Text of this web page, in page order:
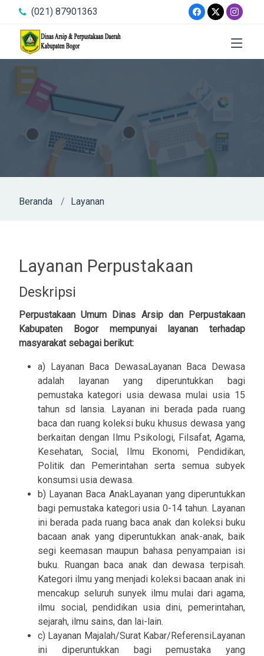
(021) 87901363
Beranda Layanan
Layanan Perpustakaan
Deskripsi
Perpustakaan Umum Dinas Arsip dan Perpustakaan
Kabupaten Bogor mempunyai layanan terhadap
masyarakat sebagai berikut:
a) Layanan Baca DewasaLayanan Baca Dewasa
adalah layanan yang diperuntukkan bagi
pemustaka kategori usia dewasa mulai usia 15
tahun sd lansia. Layanan ini berada pada ruang
baca dan ruang koleksi buku khusus dewasa yang
berkaitan dengan Ilmu Psikologi, Filsafat, Agama,
Kesehatan, Social, Ilmu Ekonomi, Pendidikan,
Politik dan Pemerintahan serta semua subyek
konsumsi usia dewasa.
b) Layanan Baca AnakLayanan yang diperuntukkan
bagi pemustaka kategori usia 0-14 tahun. Layanan
ini berada pada ruang baca anak dan koleksi buku
bacaan anak yang diperuntukkan anak-anak, baik
segi keemasan maupun bahasa penyampaian isi
buku. Ruangan baca anak dan dewasa terpisah.
Kategori ilmu yang menjadi koleksi bacaan anak ini
mencakup seluruh sunyek ilmu mulai dari agama,
ilmu social, pendidikan usia dini, pemerintahan,
sejarah, ilmu sains, dan lai-lain.
c) Layanan Majalah/Surat Kabar/ReferensiLayanan
ini diperuntukkan bagi pemustaka yang